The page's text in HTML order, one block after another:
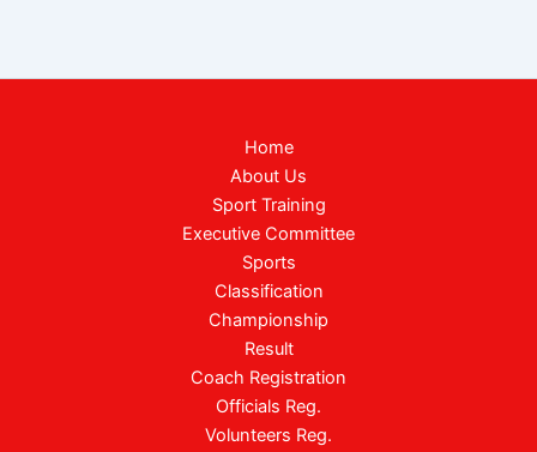
Home
About Us
Sport Training
Executive Committee
Sports
Classification
Championship
Result
Coach Registration
Officials Reg.
Volunteers Reg.